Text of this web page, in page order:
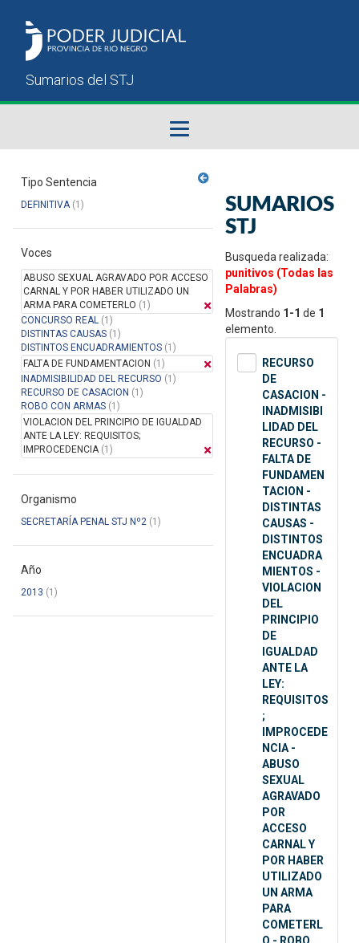
Sumarios del STJ
Manual del Usuario
Tipo Sentencia
DEFINITIVA(1)
Voces
ABUSO SEXUAL AGRAVADO POR ACCESO
CARNAL Y POR HABER UTILIZADO UN
ARMA PARA COMETERLO (1)
CONCURSO REAL (1)
DISTINTAS CAUSAS (1)
DISTINTOS ENCUADRAMIENTOS (1)
FALTA DE FUNDAMENTACION (1)
INADMISIBILIDAD DEL RECURSO (1)
RECURSO DE CASACION (1)
ROBO CON ARMAS (1)
VIOLACION DEL PRINCIPIO DE IGUALDAD
ANTE LA LEY: REQUISITOS;
IMPROCEDENCIA(1)
Organismo
SECRETARÍA PENAL STJ Nº2 (1)
Año
2013 (1)
SUMARIOS
STJ
Busqueda realizada:
punitivos (Todas las
Palabras)
Mostrando 1-1 de 1
elemento.
RECURSO
DE
CASACION -
INADMISIBI
LIDAD DEL
RECURSO -
FALTA DE
FUNDAMEN
TACION -
DISTINTAS
CAUSAS -
DISTINTOS
ENCUADRA
MIENTOS -
VIOLACION
DEL
PRINCIPIO
DE
IGUALDAD
ANTE LA
LEY:
REQUISITOS
;
IMPROCEDE
NCIA -
ABUSO
SEXUAL
AGRAVADO
POR
ACCESO
CARNAL Y
POR HABER
UTILIZADO
UN ARMA
PARA
COMETERL